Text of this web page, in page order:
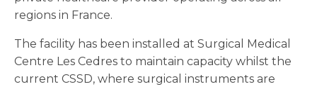
regions in France.
The facility has been installed at Surgical Medical
Centre Les Cedres to maintain capacity whilst the
current CSSD, where surgical instruments are